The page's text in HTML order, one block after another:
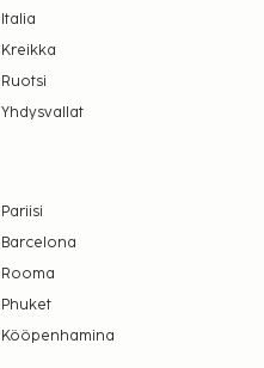
Italia
Kreikka
Ruotsi
Yhdysvallat
Pariisi
Barcelona
Rooma
Phuket
Kööpenhamina